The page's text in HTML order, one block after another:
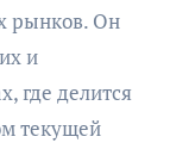
рынков. Он
и
где делится
текущей